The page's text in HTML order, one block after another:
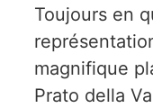
Toujours en
magnifique
Prato della